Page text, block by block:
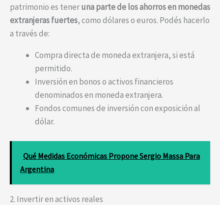
patrimonio es teneruna parte de los ahorros en monedas
extranjeras fuertes, como dólares o euros. Podés hacerlo
a través de:
Compra directa de moneda extranjera, si está
permitido.
Inversión en bonos o activos financieros
denominados en moneda extranjera.
Fondos comunes de inversión con exposición al
dólar.
Qué Medidas Económicas Propone Sergio Massa Para
Argentina
2. Invertir en activos reales